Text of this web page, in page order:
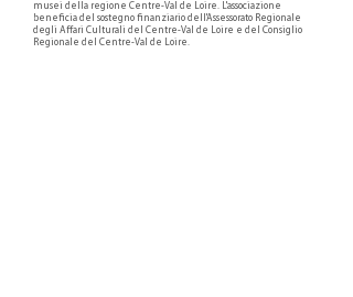
musei della regione Centre-Val de Loire. L'associazione
beneficia del sostegno finanziario dell'Assessorato Regionale
degli Affari Culturali del Centre-Val de Loire e del Consiglio
Regionale del Centre-Val de Loire.